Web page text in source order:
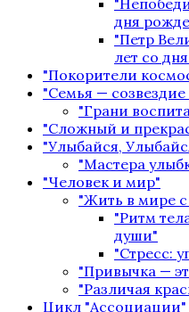
дня
"Петр
лет со
"Покорители
"Семья — созвездие
"Грани
"Сложный и
"Улыбайся,
"Мастера
"Человек и мир"
"Жить в мире
"Ритм
души"
"Стресс:
"Привычка —
"Различая
Цикл "Ассоциации"